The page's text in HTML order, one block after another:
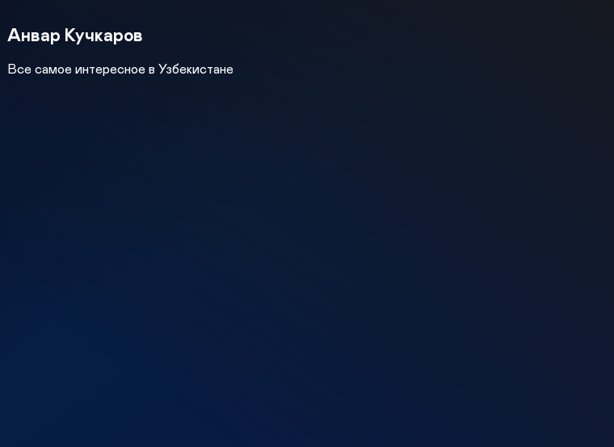
Анвар Кучкаров
Все самое интересное в Узбекистане